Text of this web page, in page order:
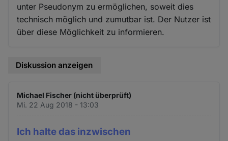
unter Pseudonym zu ermöglichen, soweit dies
technisch möglich und zumutbar ist. Der Nutzer ist
über diese Möglichkeit zu informieren.
Diskussion anzeigen
Michael Fischer (nicht überprüft)
Mi. 22 Aug 2018 - 13:03
Ich halte das inzwischen